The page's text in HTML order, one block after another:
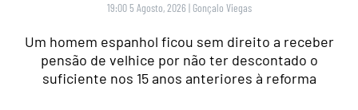
19:00 5 Agosto, 2026 | Gonçalo Viegas
Um homem espanhol ficou sem direito a receber
pensão de velhice por não ter descontado o
suficiente nos 15 anos anteriores à reforma